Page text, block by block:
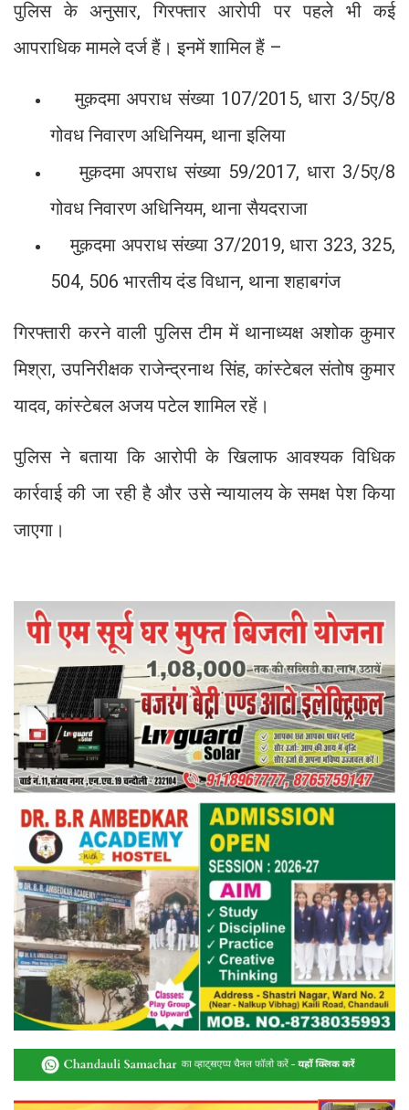
पुलिस के अनुसार, गिरफ्तार आरोपी पर पहले भी कई
आपराधिक मामले दर्ज हैं। इनमें शामिल हैं –
मुक़दमा अपराध संख्या 107/2015, धारा 3/5ए/8
गोवध निवारण अधिनियम, थाना इलिया
मुक़दमा अपराध संख्या 59/2017, धारा 3/5ए/8
गोवध निवारण अधिनियम, थाना सैयदराजा
मुक़दमा अपराध संख्या 37/2019, धारा 323, 325,
504, 506 भारतीय दंड विधान, थाना शहाबगंज
गिरफ्तारी करने वाली पुलिस टीम में थानाध्यक्ष अशोक कुमार
मिश्रा, उपनिरीक्षक राजेन्द्रनाथ सिंह, कांस्टेबल संतोष कुमार
यादव, कांस्टेबल अजय पटेल शामिल रहें।
पुलिस ने बताया कि आरोपी के खिलाफ आवश्यक विधिक
कार्रवाई की जा रही है और उसे न्यायालय के समक्ष पेश किया
जाएगा।